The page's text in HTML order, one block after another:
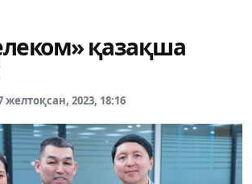
қазақша
желтоқсан, 2023, 18:16